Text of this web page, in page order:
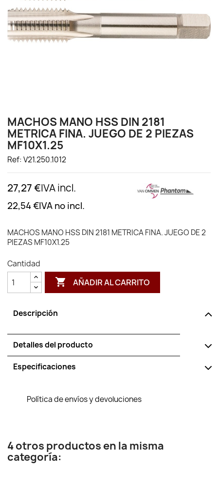
MACHOS MANO HSS DIN 2181
METRICA FINA. JUEGO DE 2 PIEZAS
MF10X1.25
Ref: V21.250.1012
27,27 €IVA incl.
22,54 €IVA no incl.
MACHOS MANO HSS DIN 2181 METRICA FINA. JUEGO DE 2
PIEZAS MF10X1.25
Cantidad
 AÑADIR AL CARRITO
Descripción
Detalles del producto
Especificaciones
Política de envíos y devoluciones
4 otros productos en la misma
categoría: